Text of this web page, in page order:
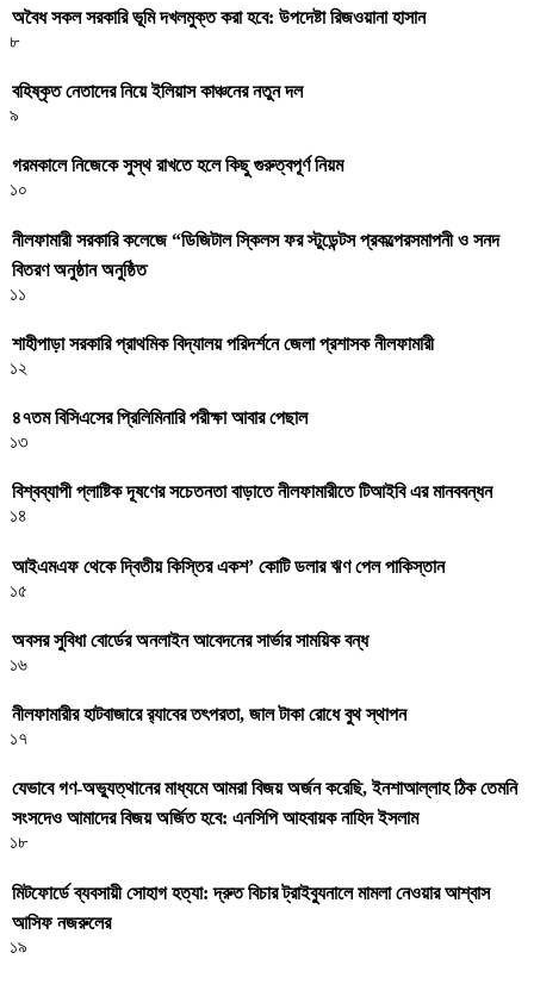
অবৈধ সকল সরকারি ভূমি দখলমুক্ত করা হবে: উপদেষ্টা রিজওয়ানা হাসান
৮
বহিষ্কৃত নেতাদের নিয়ে ইলিয়াস কাঞ্চনের নতুন দল
৯
গরমকালে নিজেকে সুস্থ রাখতে হলে কিছু গুরুত্বপূর্ণ নিয়ম
১০
নীলফামারী সরকারি কলেজে “ডিজিটাল স্কিলস ফর স্টুডেন্টস প্রকল্পেরসমাপনী ও সনদ
বিতরণ অনুষ্ঠান অনুষ্ঠিত
১১
শাহীপাড়া সরকারি প্রাথমিক বিদ্যালয় পরিদর্শনে জেলা প্রশাসক নীলফামারী
১২
৪৭তম বিসিএসের প্রিলিমিনারি পরীক্ষা আবার পেছাল
১৩
বিশ্বব্যাপী প্লাষ্টিক দূষণের সচেতনতা বাড়াতে নীলফামারীতে টিআইবি এর মানববন্ধন
১৪
আইএমএফ থেকে দ্বিতীয় কিস্তির একশ’ কোটি ডলার ঋণ পেল পাকিস্তান
১৫
অবসর সুবিধা বোর্ডের অনলাইন আবেদনের সার্ভার সাময়িক বন্ধ
১৬
নীলফামারীর হাটবাজারে র‌্যাবের তৎপরতা, জাল টাকা রোধে বুথ স্থাপন
১৭
যেভাবে গণ-অভ্যুত্থানের মাধ্যমে আমরা বিজয় অর্জন করেছি, ইনশাআল্লাহ ঠিক তেমনি
সংসদেও আমাদের বিজয় অর্জিত হবে: এনসিপি আহবায়ক নাহিদ ইসলাম
১৮
মিটফোর্ডে ব্যবসায়ী সোহাগ হত্যা: দ্রুত বিচার ট্রাইব্যুনালে মামলা নেওয়ার আশ্বাস
আসিফ নজরুলের
১৯